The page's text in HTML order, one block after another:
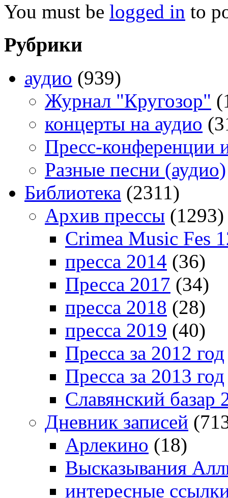
You must be logged in to
Рубрики
аудио (939)
Журнал "Кругозор"
концерты на аудио
Пресс-конференции
Разные песни (аудио)
Библиотека (2311)
Архив прессы (1293)
Crimea Music Fes
пресса 2014 (36)
Пресса 2017 (34)
пресса 2018 (28)
пресса 2019 (40)
Пресса за 2012 год
Пресса за 2013 год
Славянский базар
Дневник записей
Арлекино (18)
Высказывания
интересные